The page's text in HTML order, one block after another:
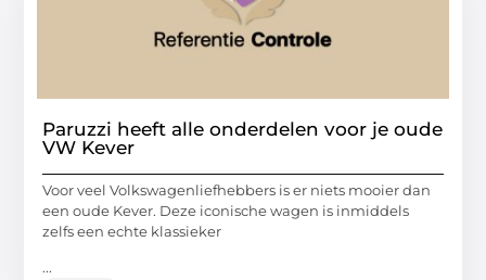
Paruzzi heeft alle onderdelen voor je oude
VW Kever
Voor veel Volkswagenliefhebbers is er niets mooier dan
een oude Kever. Deze iconische wagen is inmiddels
zelfs een echte klassieker
...